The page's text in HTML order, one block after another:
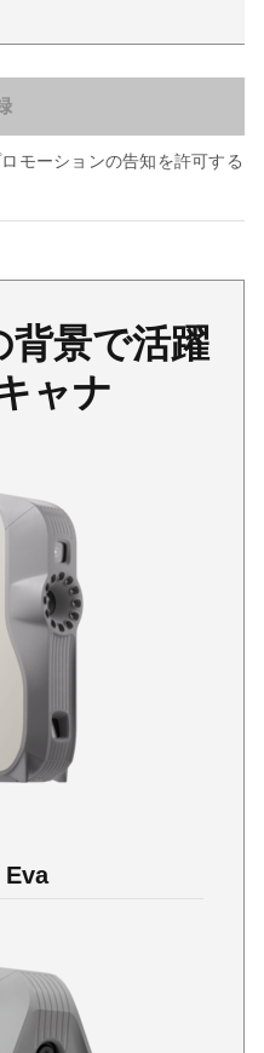
モーションの告知を許可する
背景で活躍
ャナ